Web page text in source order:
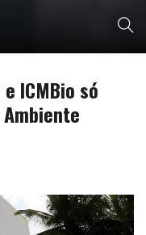
ICMBio só